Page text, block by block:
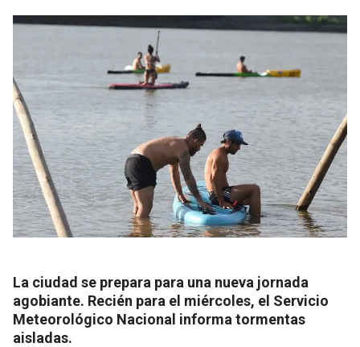
La ciudad se prepara para una nueva jornada
agobiante. Recién para el miércoles, el Servicio
Meteorológico Nacional informa tormentas
aisladas.